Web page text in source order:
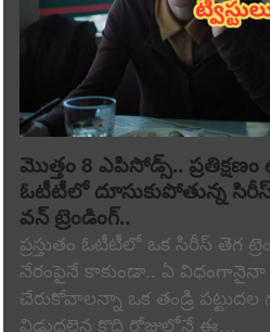
మొత్తం 8 ఎపిసోడ్స్.. ప్రతిక్షణం
ఓటీటీలో దూసుకుపోతున్న
వన్ ట్రెండింగ్..
ప్రస్తుతం ఓటీటీలో ఒక సిరీస్ తెగ
నేరంపైనే కాకుండా.. ఏ విధంగానైనా
చేరుకోవాలన్నా ఒక తండ్రి పట్టుదల
విడుదలైన కొద్ది రోజుల్లోనే ఈ…